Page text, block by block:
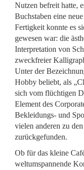
Nutzen befreit hatte,
Buchstaben eine
Fertigkeit konnte es
gewesen war: die
Interpretation von
zweckfreier
Unter der
Hobby beliebt, als
sich vom flüchtigen
Element des
Bekleidungs- und
vielen anderen zu
zurückgefunden.
Ob für das kleine
weltumspannende